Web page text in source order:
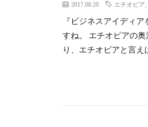
2017.08.20 エチオピア
『ビジネスアイディ
すね。 エチオピアの
り、エチオピアと言え